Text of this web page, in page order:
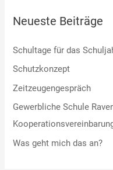
Neueste Beiträge
Schultage für das
Schutzkonzept
Zeitzeugengespräch
Gewerbliche Schule
Was geht mich das an?